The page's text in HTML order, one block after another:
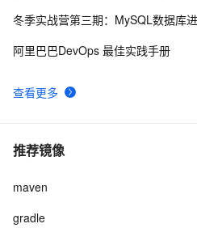
查看更多
冬季实战营第三期：MySQL数据库
阿里巴巴DevOps 最佳实践手册
推荐镜像
maven
gradle